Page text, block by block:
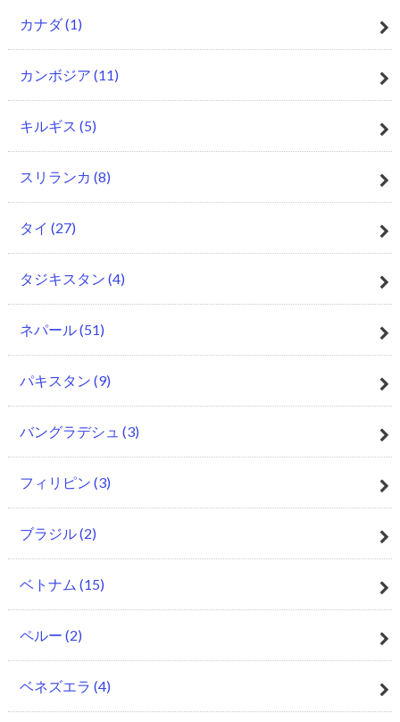
カナダ(1)
カンボジア (11)
キルギス (5)
スリランカ (8)
タイ (27)
タジキスタン (4)
ネパール(51)
パキスタン (9)
バングラデシュ (3)
フィリピン (3)
ブラジル(2)
ベトナム (15)
ペルー (2)
ベネズエラ (4)